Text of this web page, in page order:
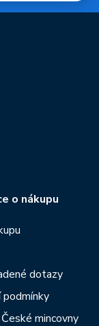
o nákupu
dotazy
podmínky
mincovny